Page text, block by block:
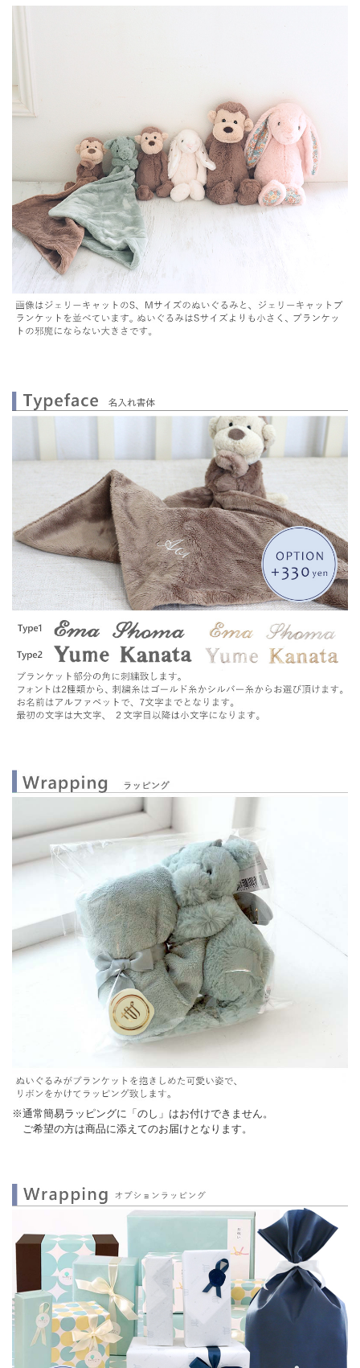
※通常簡易ラッピングに「のし」はお付けできません。
ご希望の方は商品に添えてのお届けとなります。